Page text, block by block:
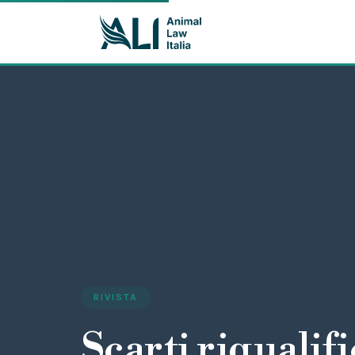
RIVISTA